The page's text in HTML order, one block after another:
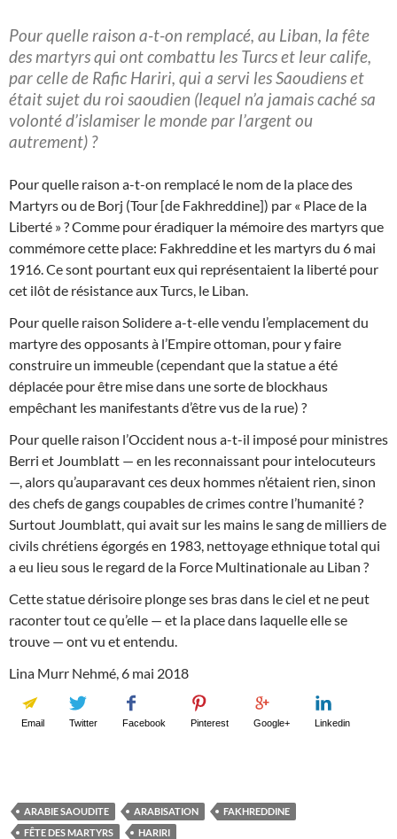
Pour quelle raison a-t-on remplacé, au Liban, la fête
des martyrs qui ont combattu les Turcs et leur calife,
par celle de Rafic Hariri, qui a servi les Saoudiens et
était sujet du roi saoudien (lequel n’a jamais caché sa
volonté d’islamiser le monde par l’argent ou
autrement) ?
Pour quelle raison a-t-on remplacé le nom de la place des
Martyrs ou de Borj (Tour [de Fakhreddine]) par « Place de la
Liberté » ? Comme pour éradiquer la mémoire des martyrs que
commémore cette place: Fakhreddine et les martyrs du 6 mai
1916. Ce sont pourtant eux qui représentaient la liberté pour
cet ilôt de résistance aux Turcs, le Liban.
Pour quelle raison Solidere a-t-elle vendu l’emplacement du
martyre des opposants à l’Empire ottoman, pour y faire
construire un immeuble (cependant que la statue a été
déplacée pour être mise dans une sorte de blockhaus
empêchant les manifestants d’être vus de la rue) ?
Pour quelle raison l’Occident nous a-t-il imposé pour ministres
Berri et Joumblatt — en les reconnaissant pour intelocuteurs
—, alors qu’auparavant ces deux hommes n’étaient rien, sinon
des chefs de gangs coupables de crimes contre l’humanité ?
Surtout Joumblatt, qui avait sur les mains le sang de milliers de
civils chrétiens égorgés en 1983, nettoyage ethnique total qui
a eu lieu sous le regard de la Force Multinationale au Liban ?
Cette statue dérisoire plonge ses bras dans le ciel et ne peut
raconter tout ce qu’elle — et la place dans laquelle elle se
trouve — ont vu et entendu.
Lina Murr Nehmé, 6 mai 2018
Email Twitter Facebook Pinterest Google+ Linkedin
ARABIE SAOUDITE ARABISATION
FAKHREDDINE
FÊTE DES MARTYRS
HARIRI